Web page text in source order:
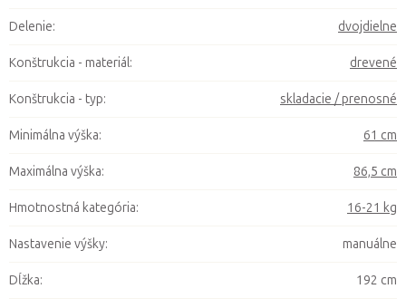
Delenie: dvojdielne
Konštrukcia - materiál: drevené
Konštrukcia - typ: skladacie / prenosné
Minimálna výška: 61 cm
Maximálna výška: 86,5 cm
Hmotnostná kategória: 16-21 kg
Nastavenie výšky: manuálne
Dĺžka: 192 cm